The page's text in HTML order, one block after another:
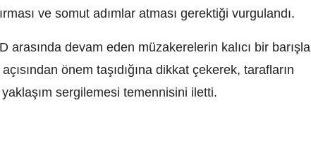
ve somut adımlar atması gerektiği vurgulandı.
arasında devam eden müzakerelerin kalıcı bir barışla
önem taşıdığına dikkat çekerek, tarafların
sergilemesi temennisini iletti.